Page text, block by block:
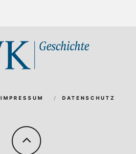
IMPRESSUM DATENSCHUTZ